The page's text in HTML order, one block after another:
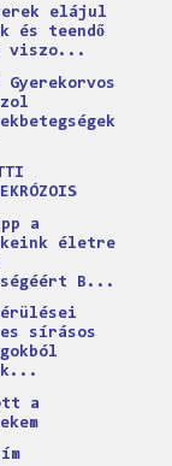
elájul
és teendő
viszo...
Gyerekorvos
a
életre
B...
sírásos
a